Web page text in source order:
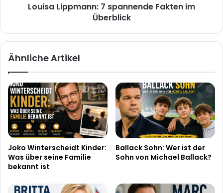
Louisa Lippmann: 7 spannende Fakten im
Überblick
Ähnliche Artikel
Joko Winterscheidt Kinder:
Was über seine Familie
bekannt ist
Ballack Sohn: Wer ist der
Sohn von Michael Ballack?